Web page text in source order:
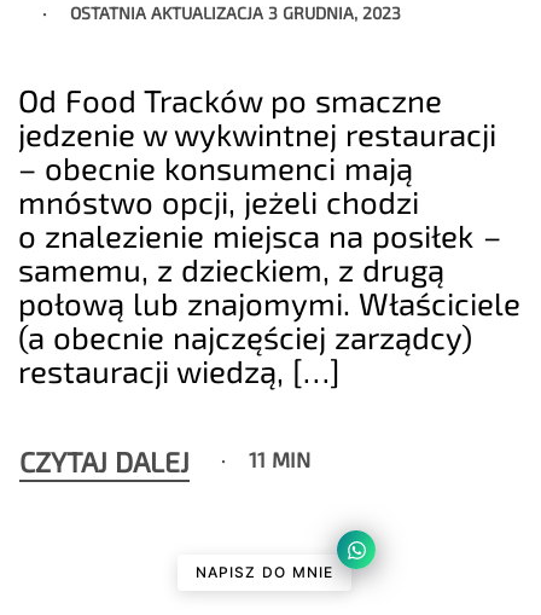
OSTATNIA AKTUALIZACJA 3 GRUDNIA, 2023
Od Food Tracków po smaczne
jedzenie w wykwintnej restauracji
– obecnie konsumenci mają
mnóstwo opcji, jeżeli chodzi
o znalezienie miejsca na posiłek –
samemu, z dzieckiem, z drugą
połową lub znajomymi. Właściciele
(a obecnie najczęściej zarządcy)
restauracji wiedzą, […]
CZYTAJ DALEJ 11 MIN
NAPISZ DO MNIE